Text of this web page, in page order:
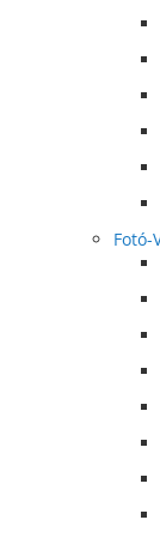
Fotó-